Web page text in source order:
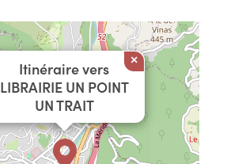
Itinéraire vers
LIBRAIRIE UN POINT
UN TRAIT
×